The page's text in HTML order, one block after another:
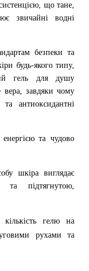
що тане,
звичайні водні
безпеки та
будь-якого типу,
гель для душу
вера, завдяки чому
антиоксидантні
та чудово
шкіра виглядає
та підтягнутою,
гелю на
рухами та